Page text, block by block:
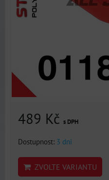
489 Kč s DPH
Dostupnost: 3 dni
ZVOLTE VARIANTU